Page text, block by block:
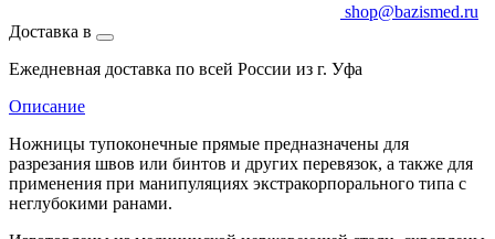
shop@bazismed.ru
Доставка в
Ежедневная доставка по всей России из г. Уфа
Описание
Ножницы тупоконечные прямые предназначены для
разрезания швов или бинтов и других перевязок, а также для
применения при манипуляциях экстракорпорального типа с
неглубокими ранами.